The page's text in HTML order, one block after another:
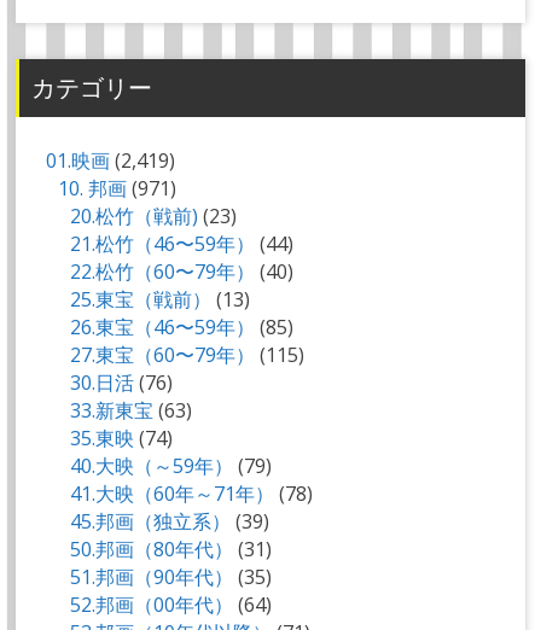
カテゴリー
01.映画(2,419)
10. 邦画(971)
20.松竹（戦前) (23)
21.松竹（46〜59年）
(44)
22.松竹（60〜79年）
(40)
25.東宝（戦前）
(13)
26.東宝（46〜59年）
(85)
27.東宝（60〜79年）
(115)
30.日活(76)
33.新東宝 (63)
35.東映 (74)
40.大映（～59年）
(79)
41.大映（60年～71年）
(78)
45.邦画（独立系）
(39)
50.邦画（80年代）
(31)
51.邦画（90年代）
(35)
52.邦画（00年代）
(64)